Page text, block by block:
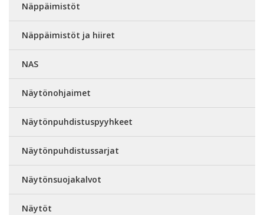
Näppäimistöt
Näppäimistöt ja hiiret
NAS
Näytönohjaimet
Näytönpuhdistuspyyhkeet
Näytönpuhdistussarjat
Näytönsuojakalvot
Näytöt